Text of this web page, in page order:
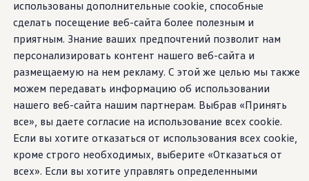
использованы дополнительные cookie, способные
сделать посещение веб-сайта более полезным и
приятным. Знание ваших предпочтений позволит нам
персонализировать контент нашего веб-сайта и
размещаемую на нем рекламу. С этой же целью мы также
можем передавать информацию об использовании
нашего веб-сайта нашим партнерам. Выбрав «Принять
все», вы даете согласие на использование всех cookie.
Если вы хотите отказаться от использования всех cookie,
кроме строго необходимых, выберите «Отказаться от
всех». Если вы хотите управлять определенными
VW Connect
Активация
Все службы
VW Connect для Вашего ID.
Обновления (Upgrades)
Car-Net
App-Connect
Fleet Interface Data
O Volkswagen
Получи больше
Владельцы и услуги
Сервис и запчасти
Преимущества Volkswagen
Техобслуживание